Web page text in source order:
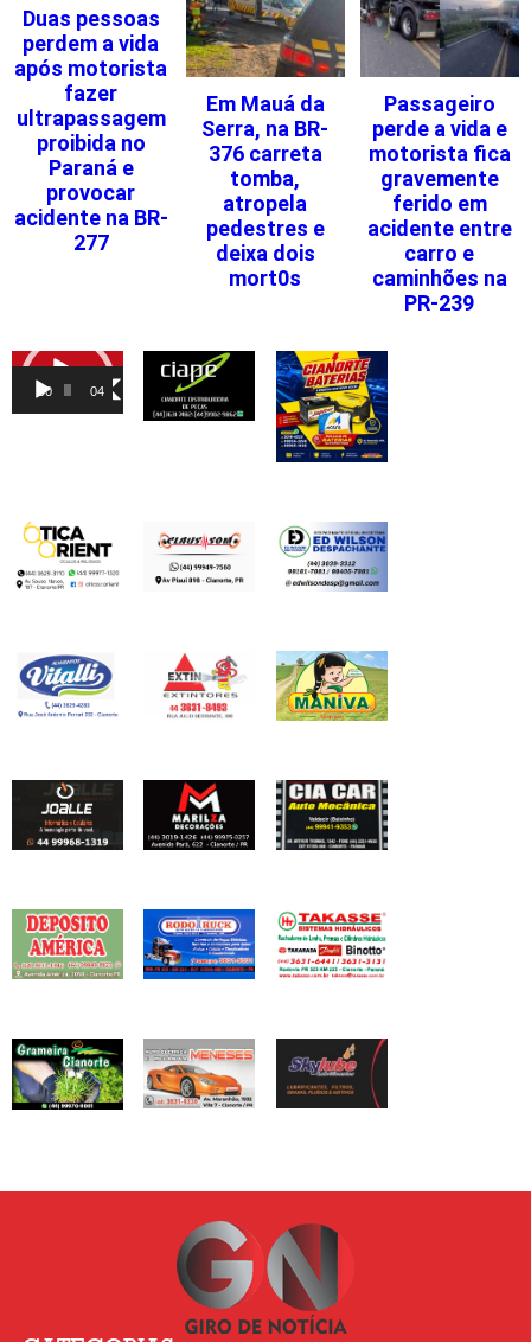
Duas pessoas
perdem a vida
após motorista
fazer
ultrapassagem
proibida no
Paraná e
provocar
acidente na BR-
277
Em Mauá da
Serra, na BR-
376 carreta
tomba,
atropela
pedestres e
deixa dois
mort0s
Passageiro
perde a vida e
motorista fica
gravemente
ferido em
acidente entre
carro e
caminhões na
PR-239
Tocador
vídeo
00:00 04:46